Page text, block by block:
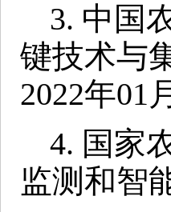
3. 中国
键技术与
2022年01
4. 国家
监测和智